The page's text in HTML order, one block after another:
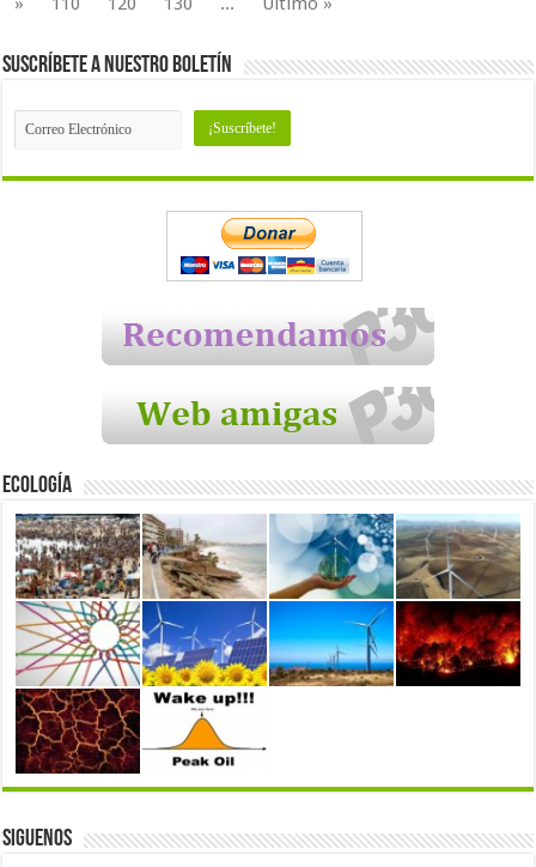
Suscríbete a nuestro Boletín
Ecología
Siguenos